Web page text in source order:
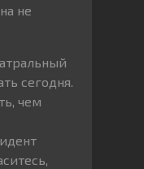
не
сегодня.
чем